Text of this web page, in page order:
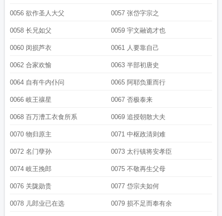
0056 欲作圣人大父 0057 张岱字宗之
0058 长兄如父 0059 宇文融诡才也
0060 闵损芦衣 0061 人要靠自己
0062 合家欢愉 0063 半部初唐史
0064 自有牛内仆问 0065 阿耶负重而行
0066 岐王禳星 0067 否极泰来
0068 百万漕工衣食所系 0069 追授朝散大夫
0070 物归原主 0071 中枢政清则难
0072 名门孽孙 0073 太行镇将安孝臣
0074 岐王挽郎 0075 不敬再生父母
0076 关陇勋贵 0077 岱宗夫如何
0078 儿郎业已在选 0079 损不足而奉有余